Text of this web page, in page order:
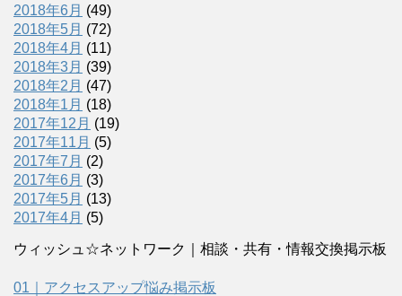
2018年6月 (49)
2018年5月 (72)
2018年4月 (11)
2018年3月 (39)
2018年2月 (47)
2018年1月 (18)
2017年12月 (19)
2017年11月 (5)
2017年7月 (2)
2017年6月 (3)
2017年5月 (13)
2017年4月 (5)
ウィッシュ☆ネットワーク｜相談・共有・情報交換掲示板
01｜アクセスアップ悩み掲示板